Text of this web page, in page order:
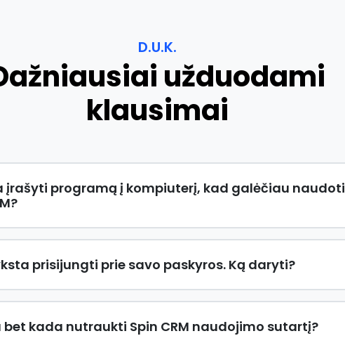
D.U.K.
užduodami
klausimai
įrašyti programą į kompiuterį, kad galėčiau naudoti
prisijungti prie savo paskyros. Ką daryti?
bet kada nutraukti Spin CRM naudojimo sutartį?